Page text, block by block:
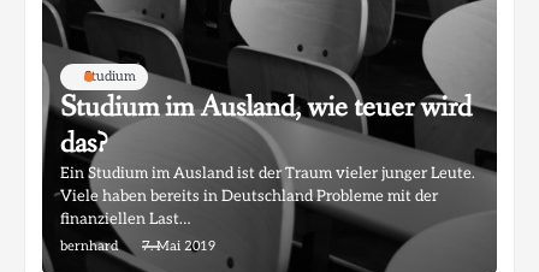
Studium
Studium im Ausland, wie teuer wird
das?
Ein Studium im Ausland ist der Traum vieler junger Leute.
Viele haben bereits in Deutschland Probleme mit der
finanziellen Last…
bernhard 7. Mai 2019